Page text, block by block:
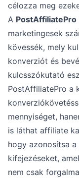
célozza meg
A PostAffiliatePro
marketingesek
kövessék, mely
konverziót és
kulcsszókutató
PostAffiliatePro a
mennyiséget,
is láthat affiliate
hogy azonosítsa
kifejezéseket,
nem csak